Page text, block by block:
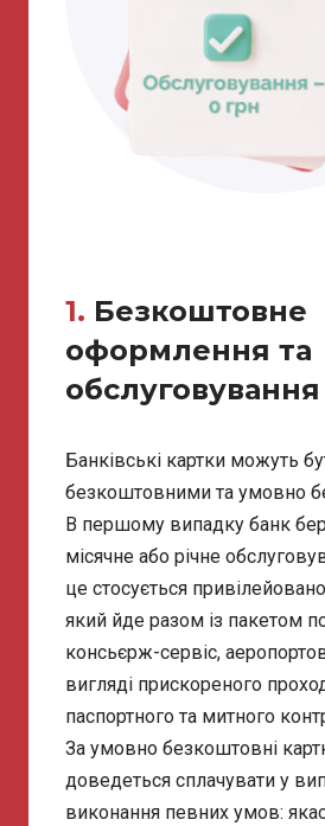
1. Безкоштовне
оформлення та
обслуговування
Банківські картки можуть
безкоштовними та умовно
В першому випадку банк
місячне або річне
це стосується
який йде разом із пакетом
консьєрж-сервіс,
вигляді прискореного
паспортного та митного
За умовно безкоштовні
доведеться сплачувати у
виконання певних умов: